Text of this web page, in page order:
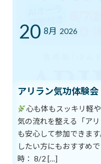
ブログ
ま
チ
20 8月 2026
アリラン気功体験会
心も体もスッキリ軽
気の流れを整える「ア
も安心して参加できま
したい方にもおすすめ
時： 8/2 […]